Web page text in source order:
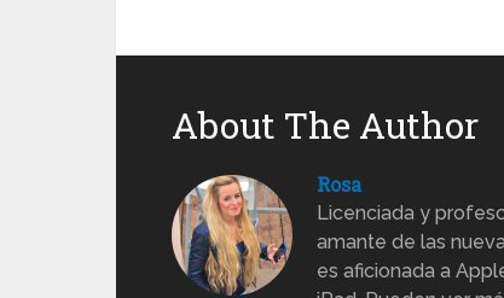
About The Author
Rosa
Licenciada y
amante de las
es aficionada a